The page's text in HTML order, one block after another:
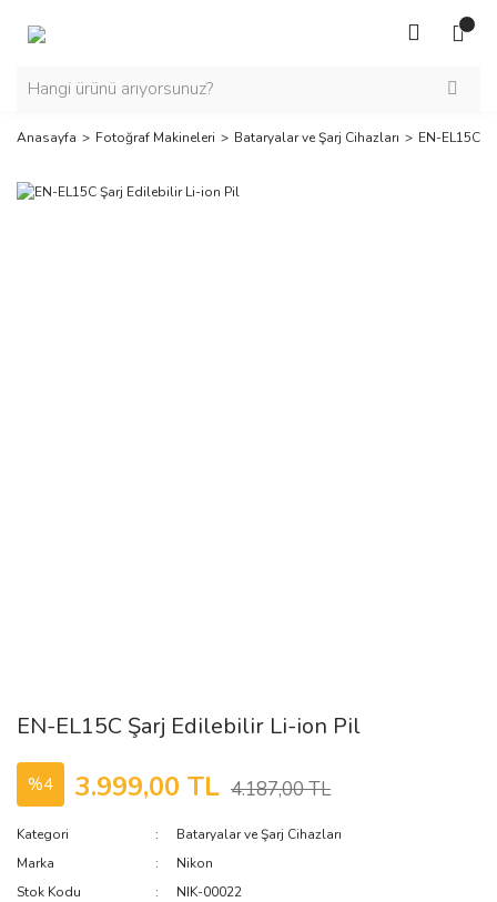
Anasayfa Fotoğraf Makineleri Bataryalar ve Şarj Cihazları EN-EL15C
EN-EL15C Şarj Edilebilir Li-ion Pil
%4 3.999,00 TL 4.187,00 TL
Kategori
Bataryalar ve Şarj Cihazları
Marka
Nikon
Stok Kodu
NIK-00022